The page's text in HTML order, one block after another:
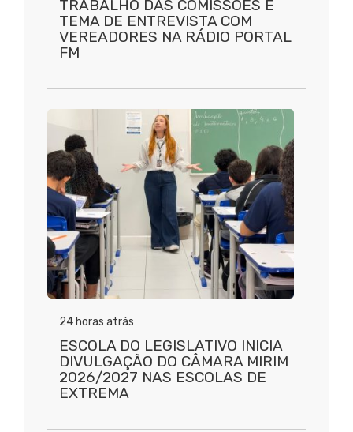
TRABALHO DAS COMISSÕES É
TEMA DE ENTREVISTA COM
VEREADORES NA RÁDIO PORTAL
FM
24 horas atrás
ESCOLA DO LEGISLATIVO INICIA
DIVULGAÇÃO DO CÂMARA MIRIM
2026/2027 NAS ESCOLAS DE
EXTREMA